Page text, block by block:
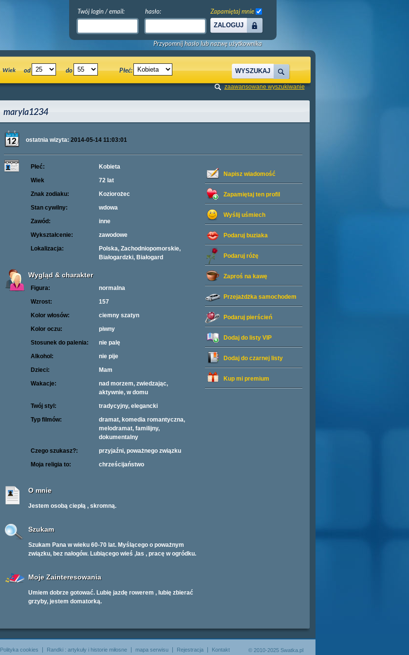
Twój login / email: hasło:
ZALOGUJ
Zapamiętaj mnie
Przypomnij hasło lub nazwę użytkownika
Wiek od do Płeć: WYSZUKAJ
zaawansowane wyszukiwanie
maryla1234
ostatnia wizyta: 2014-05-14 11:03:01
Napisz wiadomość
Zapamiętaj ten profil
Wyślij uśmiech
Podaruj buziaka
Podaruj różę
Zaproś na kawę
Przejażdżka samochodem
Podaruj pierścień
Dodaj do listy VIP
Dodaj do czarnej listy
Kup mi premium
Płeć:
Kobieta
Wiek
72 lat
Znak zodiaku:
Koziorożec
Stan cywilny:
wdowa
Zawód:
inne
Wykształcenie:
zawodowe
Lokalizacja:
Polska, Zachodniopomorskie,
Białogardzki, Białogard
Wygląd & charakter
Figura:
normalna
Wzrost:
157
Kolor włosów:
ciemny szatyn
Kolor oczu:
piwny
Stosunek do palenia:
nie palę
Alkohol:
nie pije
Dzieci:
Mam
Wakacje:
nad morzem, zwiedzając,
aktywnie, w domu
Twój styl:
tradycyjny, elegancki
Typ filmów:
dramat, komedia romantyczna,
melodramat, familijny,
dokumentalny
Czego szukasz?:
przyjaźni, poważnego związku
Moja religia to:
chrześcijaństwo
O mnie
Jestem osobą ciepłą , skromną.
Szukam
Szukam Pana w wieku 60-70 lat. Myślącego o poważnym
związku, bez nałogów. Lubiącego wieś ,las , pracę w ogródku.
Moje Zainteresowania
Umiem dobrze gotować. Lubię jazdę rowerem , lubię zbierać
grzyby, jestem domatorką.
Polityka cookies Randki : artykuły i historie miłosne mapa serwisu Rejestracja Kontakt © 2010-2025 Swatka.pl